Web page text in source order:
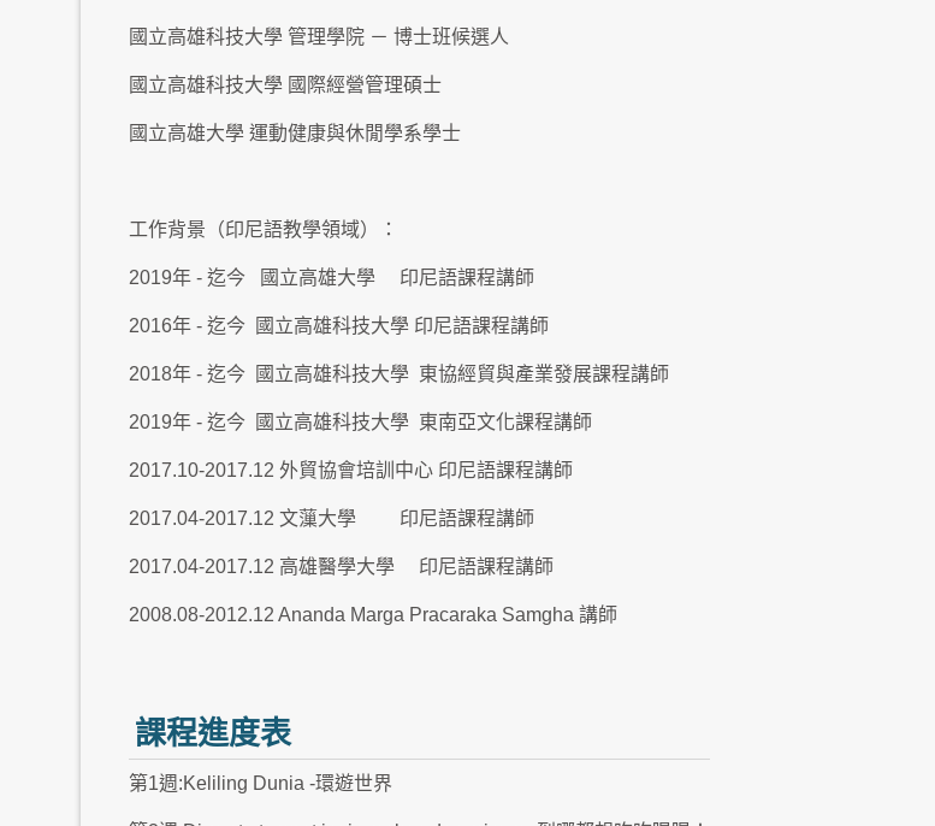
國立高雄科技大學 管理學院 － 博士班候選人
國立高雄科技大學 國際經營管理碩士
國立高雄大學 運動健康與休閒學系學士
工作背景（印尼語教學領域）：
2019年 - 迄今 國立高雄大學 印尼語課程講師
2016年 - 迄今 國立高雄科技大學 印尼語課程講師
2018年 - 迄今 國立高雄科技大學 東協經貿與產業發展課程講師
2019年 - 迄今 國立高雄科技大學 東南亞文化課程講師
2017.10-2017.12 外貿協會培訓中心 印尼語課程講師
2017.04-2017.12 文薻大學 印尼語課程講師
2017.04-2017.12 高雄醫學大學 印尼語課程講師
2008.08-2012.12 Ananda Marga Pracaraka Samgha 講師
課程進度表
第1週:Keliling Dunia -環遊世界